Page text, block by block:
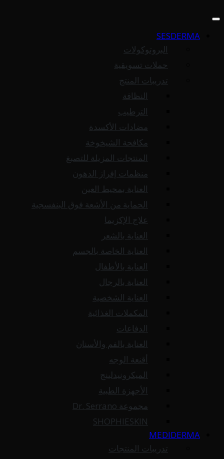
SESDERMA
البروتوكولات
حملات تسويقية
تدريبات المنتج
النظافة
الترطيب
مضادات الأكسدة
مكافحة الشيخوخة
المنتجات المزيلة للتصبغ
منظمات إفراز الدهون
العناية بمحيط العين
الحماية من الأشعة فوق البنفسجية
علاج الإكزيما
العناية بالشعر
العناية الخاصة بالجسم
العناية بالأطفال
العناية بالرجال
العناية الشخصية
المكملات الغذائية
الدفاعات
العناية بالفم والأسنان
أقنعة الوجه
الميكرونيدلينج
الأجهزة الطبية
مجموعة Dr. Serrano
SHOPHIESKIN
MEDIDERMA
تدريبات المنتجات